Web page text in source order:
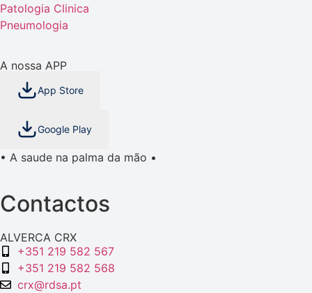
Patologia Clinica
Pneumologia
A nossa APP
App Store
Google Play
• A saude na palma da mão •
Contactos
ALVERCA CRX
+351 219 582 567
+351 219 582 568
crx@rdsa.pt